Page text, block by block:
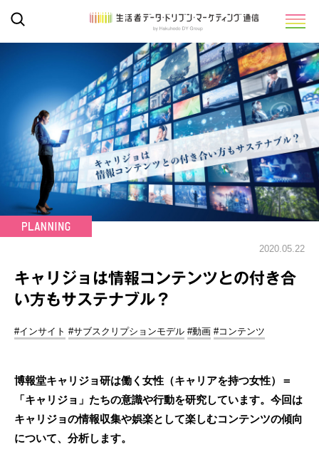
2020.05.22
キャリジョは情報コンテンツとの付き合
い方もサステナブル？
#インサイト #サブスクリプションモデル #動画 #コンテンツ
博報堂キャリジョ研は働く女性（キャリアを持つ女性）＝
「キャリジョ」たちの意識や行動を研究しています。今回は
キャリジョの情報収集や娯楽として楽しむコンテンツの傾向
について、分析します。